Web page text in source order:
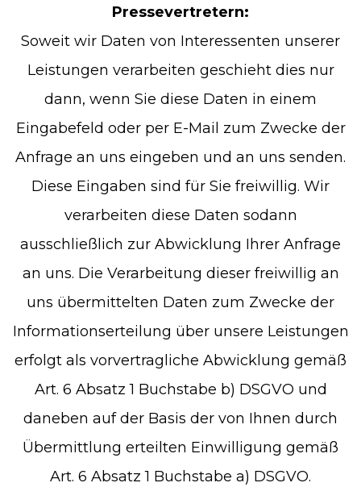
Pressevertretern:
Soweit wir Daten von Interessenten unserer
Leistungen verarbeiten geschieht dies nur
dann, wenn Sie diese Daten in einem
Eingabefeld oder per E-Mail zum Zwecke der
Anfrage an uns eingeben und an uns senden.
Diese Eingaben sind für Sie freiwillig. Wir
verarbeiten diese Daten sodann
ausschließlich zur Abwicklung Ihrer Anfrage
an uns. Die Verarbeitung dieser freiwillig an
uns übermittelten Daten zum Zwecke der
Informationserteilung über unsere Leistungen
erfolgt als vorvertragliche Abwicklung gemäß
Art. 6 Absatz 1 Buchstabe b) DSGVO und
daneben auf der Basis der von Ihnen durch
Übermittlung erteilten Einwilligung gemäß
Art. 6 Absatz 1 Buchstabe a) DSGVO.